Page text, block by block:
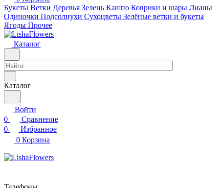
Букеты Ветки Деревья Зелень Кашпо Коврики и шары Лианы
Одиночки Подсолнухи Сухоцветы Зелёные ветки и букеты
Ягоды Прочее
Каталог
Каталог
Войти
0
Сравнение
0
Избранное
0 Корзина